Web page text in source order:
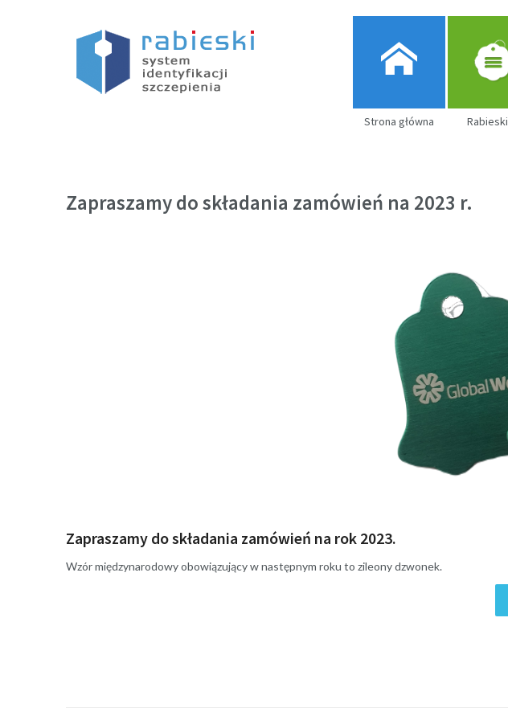
Strona główna Rabieski
Zapraszamy do składania zamówień na 2023 r.
Zapraszamy do składania zamówień na rok 2023.
Wzór międzynarodowy obowiązujący w następnym roku to zileony dzwonek.